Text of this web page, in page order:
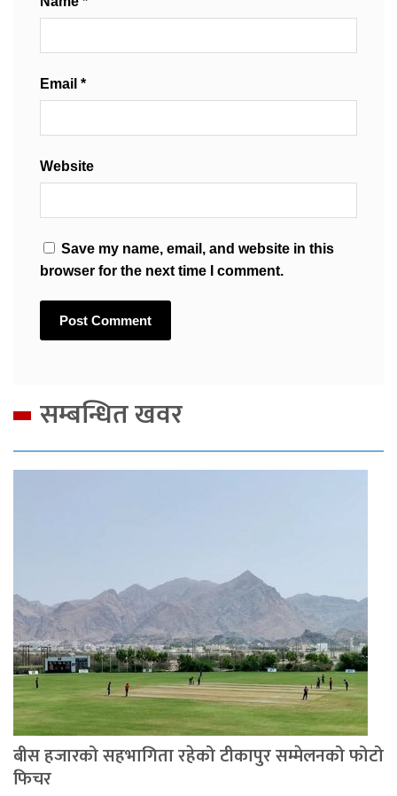
Email *
Website
Save my name, email, and website in this
browser for the next time I comment.
सम्बन्धित खवर
बीस हजारको सहभागिता रहेको टीकापुर सम्मेलनको फोटो
फिचर